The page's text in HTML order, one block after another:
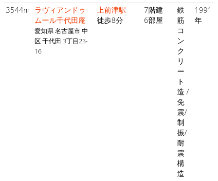
3544m ラヴィアンドゥ
ムール千代田庵
愛知県 名古屋市 中
区 千代田 3丁目23-
16
上前津駅
徒歩8分
7階建
6部屋
鉄
筋
コ
ン
ク
リ
ー
ト
造 /
免
震/
制
振/
耐
震
構
造
1991
年